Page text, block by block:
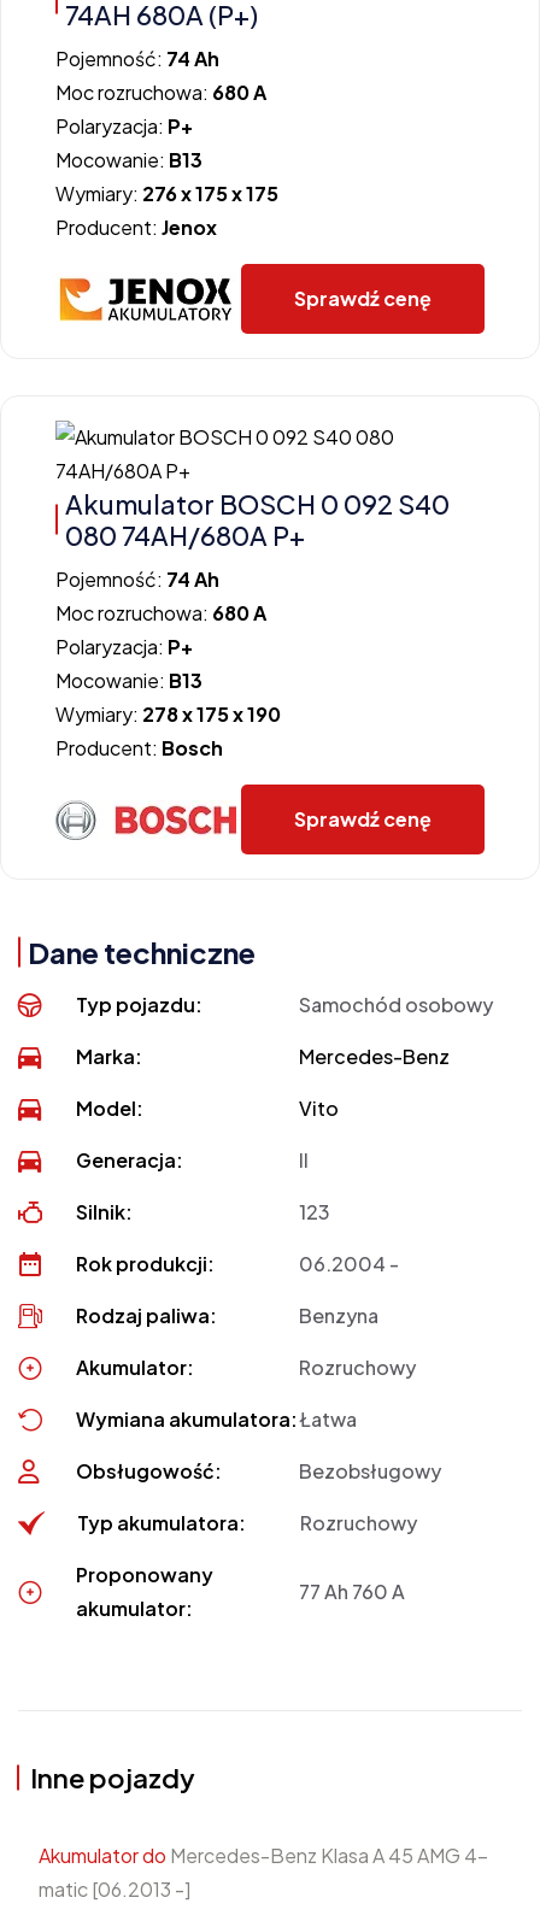
74AH 680A (P+)
Pojemność: 74 Ah
Moc rozruchowa: 680 A
Polaryzacja: P+
Mocowanie: B13
Wymiary: 276 x 175 x 175
Producent: Jenox
Sprawdź cenę
Akumulator BOSCH 0 092 S40
080 74AH/680A P+
Pojemność: 74 Ah
Moc rozruchowa: 680 A
Polaryzacja: P+
Mocowanie: B13
Wymiary: 278 x 175 x 190
Producent: Bosch
Sprawdź cenę
Dane techniczne
Typ pojazdu: Samochód osobowy
Marka: Mercedes-Benz
Model: Vito
Generacja: II
Silnik: 123
Rok produkcji: 06.2004 -
Rodzaj paliwa: Benzyna
Akumulator: Rozruchowy
Wymiana akumulatora:Łatwa
Obsługowość: Bezobsługowy
Typ akumulatora: Rozruchowy
Proponowany
akumulator:
77 Ah 760 A
Inne pojazdy
Akumulator do Mercedes-Benz Klasa A 45 AMG 4-
matic [06.2013 -]